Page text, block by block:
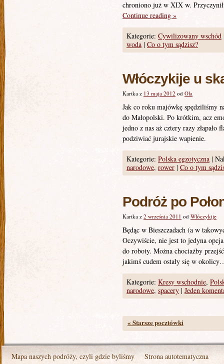
chroniono już w XIX w.
Continue reading »
Kategorie: Cywilizowany wschód
woda | Co o tym sądzisz?
Włóczykije u
Kartka z 13 maja 2012 od Ola
Jak co roku majówkę spędziliśmy
do Małopolski. Po krótkim, acz
jedno z nas aż cztery razy
podziwiać jurajskie wapienie.
Kategorie: Polska egzotyczna |
narodowe, rower | Co o tym
Podróż po
Kartka z 2 września 2011 od Włóczykije
Będąc w Bieszczadach (a w
Oczywiście, nie jest to jedyna
do roboty. Można chociażby
jakimś cudem ostały się w
Kategorie: Kresy wschodnie,
narodowe, spacery | Jeden
« Starsze pocztówki
Mapa naszych podróży, czyli gdzie byliśmy Strona autotematyczna